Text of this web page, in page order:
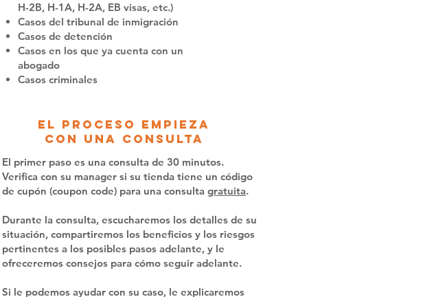
H-2B, H-1A, H-2A, EB visas, etc.)
Casos del tribunal de inmigración
Casos de detención
Casos en los que ya cuenta con un
abogado
Casos criminales
El proceso empieza
con una consulta
El primer paso es una consulta de 30 minutos.
Verifica con su manager si su tienda tiene un código
de cupón (coupon code) para una consulta gratuita.
Durante la consulta, escucharemos los detalles de su
situación, compartiremos los beneficios y los riesgos
pertinentes a los posibles pasos adelante, y le
ofreceremos consejos para cómo seguir adelante.
Si le podemos ayudar con su caso, le explicaremos